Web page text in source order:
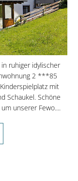
ruhiger idylischer
2 ***85
mit
Schaukel. Schöne
unserer Fewo....